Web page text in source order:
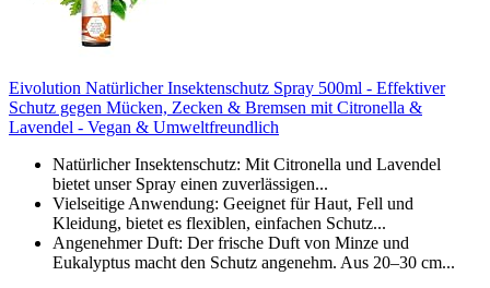
Eivolution Natürlicher Insektenschutz Spray 500ml - Effektiver
Schutz gegen Mücken, Zecken & Bremsen mit Citronella &
Lavendel - Vegan & Umweltfreundlich
Natürlicher Insektenschutz: Mit Citronella und Lavendel
bietet unser Spray einen zuverlässigen...
Vielseitige Anwendung: Geeignet für Haut, Fell und
Kleidung, bietet es flexiblen, einfachen Schutz...
Angenehmer Duft: Der frische Duft von Minze und
Eukalyptus macht den Schutz angenehm. Aus 20–30 cm...